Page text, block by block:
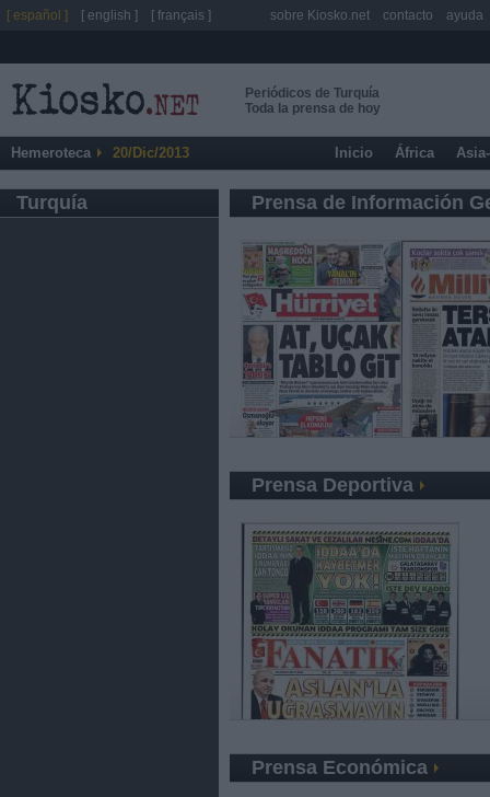
Periódicos de Turquía
Toda la prensa de hoy
Hemeroteca 20/Dic/2013 Inicio África
Turquía Prensa de Información
Prensa Deportiva
Prensa Económica
[ español ] [ english ] [ français ] sobre Kiosko.net contacto ayuda